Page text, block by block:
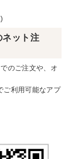
ネット注
のご注文や、オ
ご利用可能なアプ